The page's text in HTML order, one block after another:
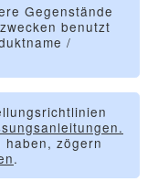
Gegenstände
benutzt
/
haben, zögern
.